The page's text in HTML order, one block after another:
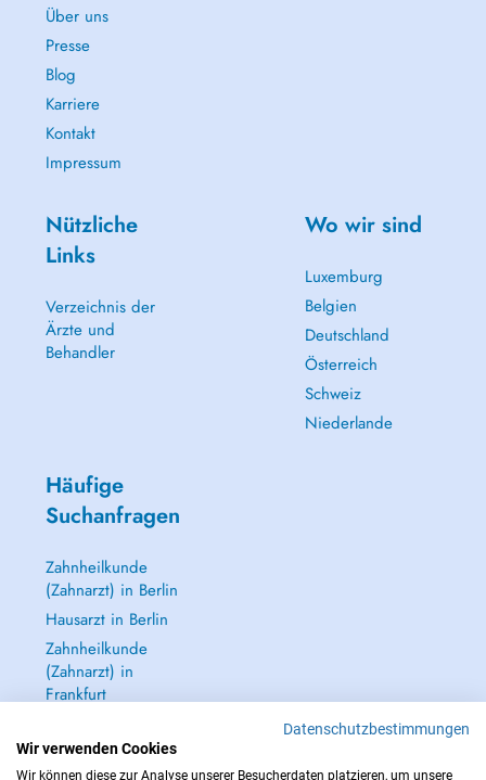
Über uns
Presse
Blog
Karriere
Kontakt
Impressum
Nützliche
Links
Verzeichnis der
Ärzte und
Behandler
Wo wir sind
Luxemburg
Belgien
Deutschland
Österreich
Schweiz
Niederlande
Häufige
Suchanfragen
Zahnheilkunde
(Zahnarzt) in Berlin
Hausarzt in Berlin
Zahnheilkunde
(Zahnarzt) in
Frankfurt
(Hautarzt) in
Frankfurt
Datenschutzbestimmungen
Wir verwenden Cookies
Wir können diese zur Analyse unserer Besucherdaten platzieren, um unsere